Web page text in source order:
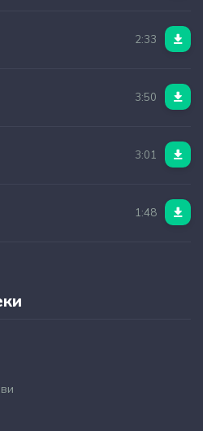
2:33
3:50
3:01
1:48